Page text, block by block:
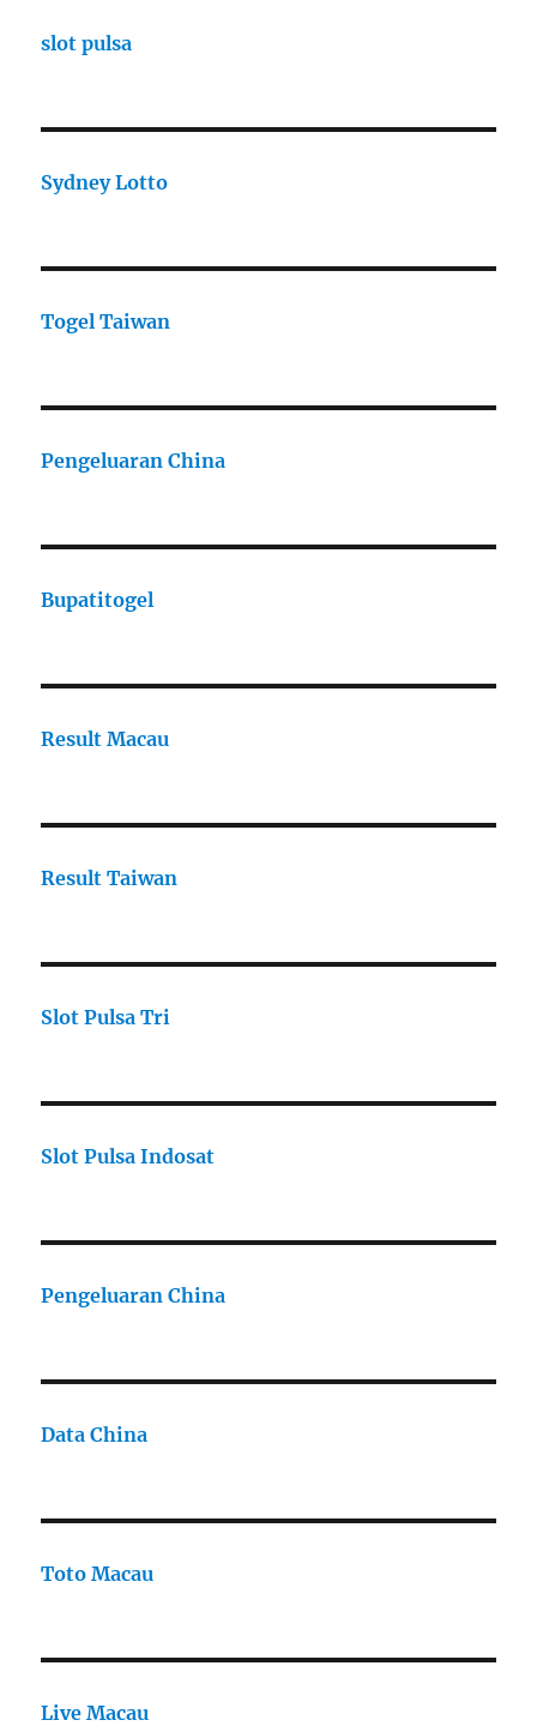
slot pulsa
Sydney Lotto
Togel Taiwan
Pengeluaran China
Bupatitogel
Result Macau
Result Taiwan
Slot Pulsa Tri
Slot Pulsa Indosat
Pengeluaran China
Data China
Toto Macau
Live Macau